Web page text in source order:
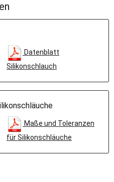
Datenblatt
Silikonschlauch
Maße und Toleranzen
für Silikonschläuche